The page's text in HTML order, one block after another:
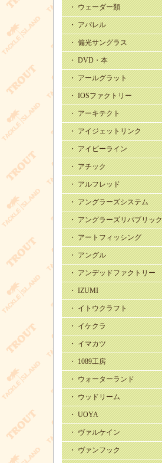
・ ウェーダー類
・ アパレル
・ 偏光サングラス
・ DVD・本
・ アールグラット
・ IOSファクトリー
・ アーキテクト
・ アイジェットリンク
・ アイビーライン
・ アチック
・ アルフレッド
・ アングラーズシステム
・ アングラーズリパブリック
・ アートフィッシング
・ アングル
・ アンデッドファクトリー
・ IZUMI
・ イトウクラフト
・ イケクラ
・ イマカツ
・ 1089工房
・ ウォーターランド
・ ウッドリーム
・ UOYA
・ ヴァルケイン
・ ヴァンフック